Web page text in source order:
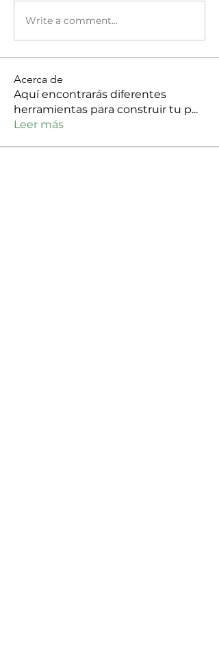
Write a comment...
Acerca de
Aquí encontrarás diferentes
herramientas para construir tu p...
Leer más